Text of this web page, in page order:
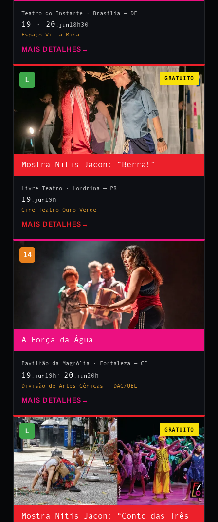
Teatro do Instante · Brasília — DF
19 · 20 .jun 18h30
Espaço Villa Rica
MAIS DETALHES →
L GRATUITO
Mostra Nitis Jacon: “Berra!”
Livre Teatro · Londrina — PR
19 .jun 19h
Cine Teatro Ouro Verde
MAIS DETALHES →
14
A Força da Água
Pavilhão da Magnólia · Fortaleza — CE
19 .jun 19h 20 .jun20h
Divisão de Artes Cênicas – DAC/UEL
MAIS DETALHES →
L GRATUITO
Mostra Nitis Jacon: “Conto das Três